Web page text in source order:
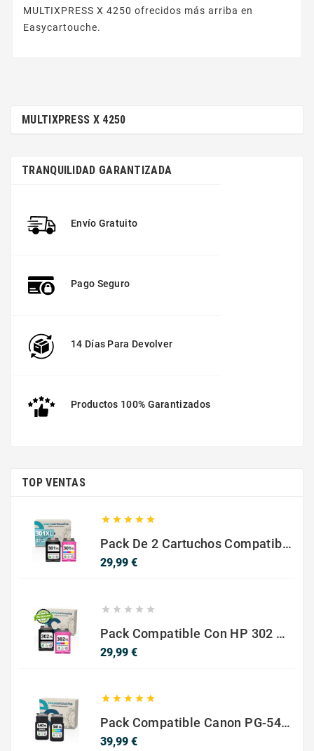
MULTIXPRESS X 4250 ofrecidos más arriba en
Easycartouche.
MULTIXPRESS X 4250
TRANQUILIDAD GARANTIZADA
Envío Gratuito
Pago Seguro
14 Días Para Devolver
Productos 100% Garantizados
TOP VENTAS
    
Pack De 2 Cartuchos Compatibles Con HP 301 XL Negro Y Color
29,99 €Precio
    
Pack Compatible Con HP 302 XL Negro Y Color - SIN NIVEL DE TINTA
29,99 €Precio
    
Pack Compatible Canon PG-540 XL / CL-541 XL ? Negro Y Color ? Alta Capacidad
39,99 €Precio